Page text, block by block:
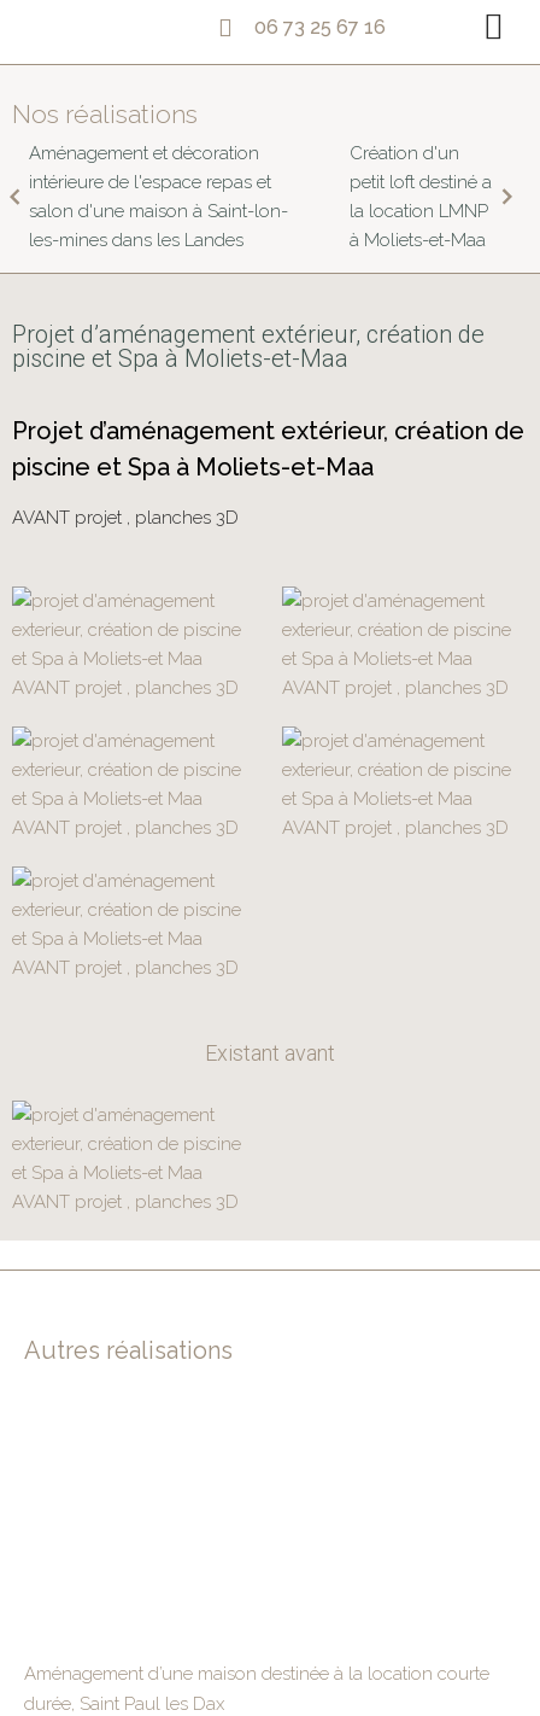
06 73 25 67 16
Nos réalisations
Aménagement et décoration
intérieure de l'espace repas et
salon d'une maison à Saint-lon-
les-mines dans les Landes
Création d'un
petit loft destiné a
la location LMNP
à Moliets-et-Maa
Projet d’aménagement extérieur, création de
piscine et Spa à Moliets-et-Maa
Projet d’aménagement extérieur, création de
piscine et Spa à Moliets-et-Maa
AVANT projet , planches 3D
Existant avant
Autres réalisations
Aménagement d’une maison destinée à la location courte
durée, Saint Paul les Dax